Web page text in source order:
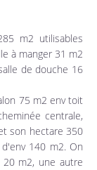
m2 utilisables
à manger 31 m2
de douche 16
75 m2 env toit
centrale,
son hectare 350
140 m2. On
m2, une autre